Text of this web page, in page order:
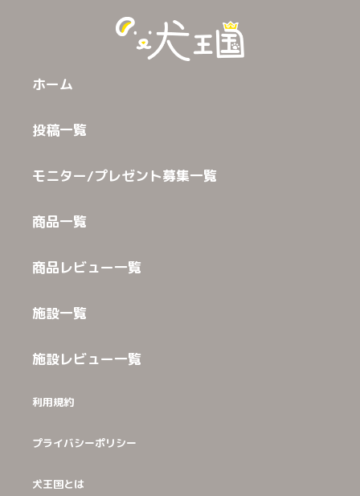
ホーム
投稿一覧
モニター/プレゼント募集一覧
商品一覧
商品レビュー一覧
施設一覧
施設レビュー一覧
利用規約
プライバシーポリシー
犬王国とは